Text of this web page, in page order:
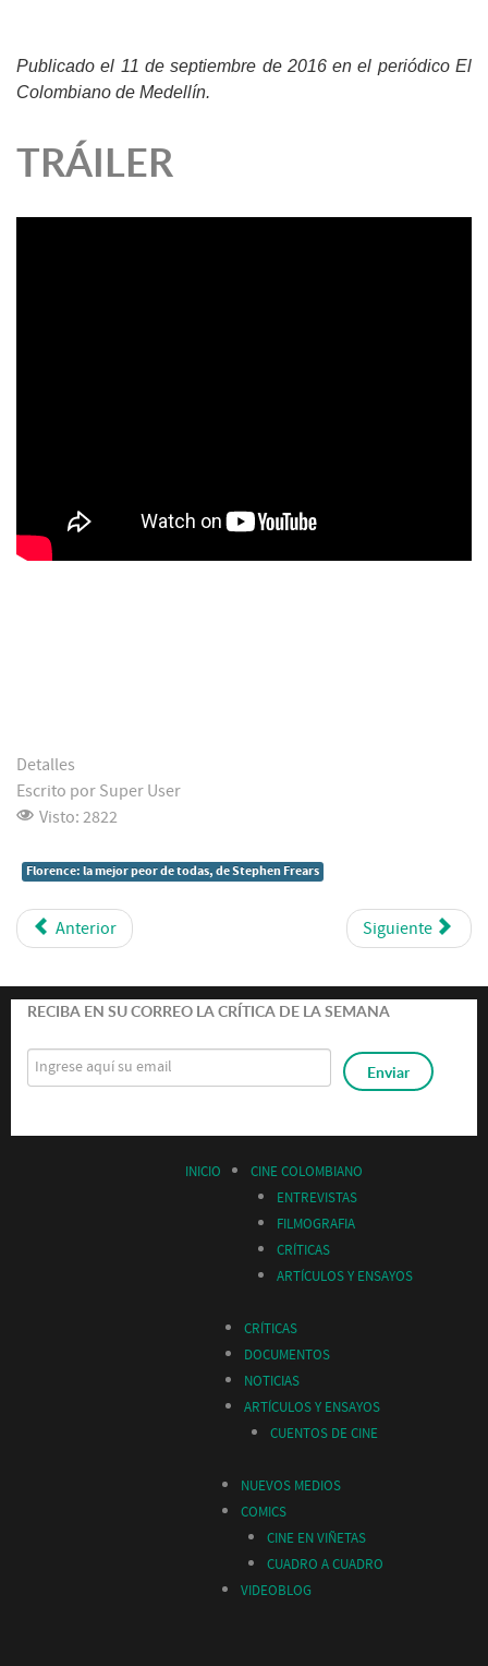
Publicado el 11 de septiembre de 2016 en el periódico El
Colombiano de Medellín.
TRÁILER
Detalles
Escrito por Super User
Visto: 2822
Florence: la mejor peor de todas, de Stephen Frears
Anterior Siguiente
RECIBA EN SU CORREO LA CRÍTICA DE LA SEMANA
INICIO
CINE COLOMBIANO
ENTREVISTAS
FILMOGRAFIA
CRÍTICAS
ARTÍCULOS Y ENSAYOS
CRÍTICAS
DOCUMENTOS
NOTICIAS
ARTÍCULOS Y ENSAYOS
CUENTOS DE CINE
NUEVOS MEDIOS
COMICS
CINE EN VIÑETAS
CUADRO A CUADRO
VIDEOBLOG